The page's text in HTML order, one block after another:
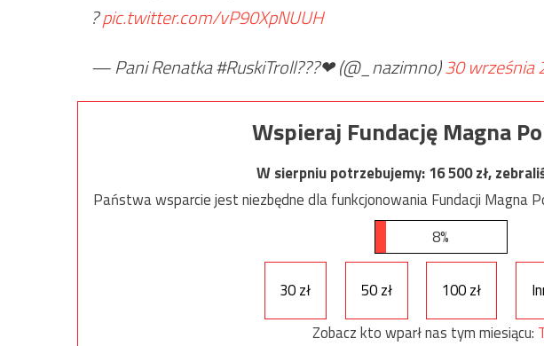
?pic.twitter.com/vP90XpNUUH
— Pani Renatka #RuskiTroll???❤ (@_nazimno)30 września
Wspieraj Fundację Magna
W sierpniu potrzebujemy:16 500zł,
Państwa wsparcie jest niezbędne dla funkcjonowania Fundacji Magna
8%
30 zł 50 zł 100 zł
Zobacz kto wparł nas tym miesiącu: